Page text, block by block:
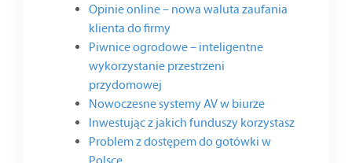
Opinie online – nowa waluta zaufania
klienta do firmy
Piwnice ogrodowe – inteligentne
wykorzystanie przestrzeni
przydomowej
Nowoczesne systemy AV w biurze
Inwestując z jakich funduszy korzystasz
Problem z dostępem do gotówki w